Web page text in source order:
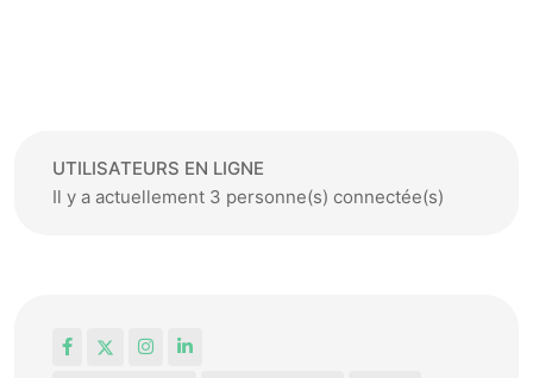
UTILISATEURS EN LIGNE
Il y a actuellement 3 personne(s) connectée(s)
FacebookInstagram
LinkedIn